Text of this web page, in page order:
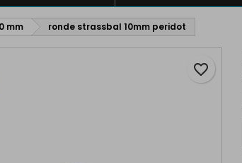
mm ronde strassbal 10mm peridot
favorite_border